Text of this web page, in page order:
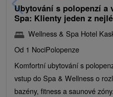
Ubytování s polopenzí a
Spa: Klienty jeden z
Wellness & Spa Hotel
Od 1 NociPolopenze
Komfortní ubytování s
vstup do Spa & Wellness o
bazény, fitness a saunové zóny.